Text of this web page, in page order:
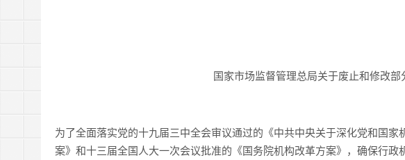
国家市场监督管理总局关于废止和修改部
为了全面落实党的十九届三中全会审议通过的《中共中央关于深化党和国
案》和十三届全国人大一次会议批准的《国务院机构改革方案》，确保行